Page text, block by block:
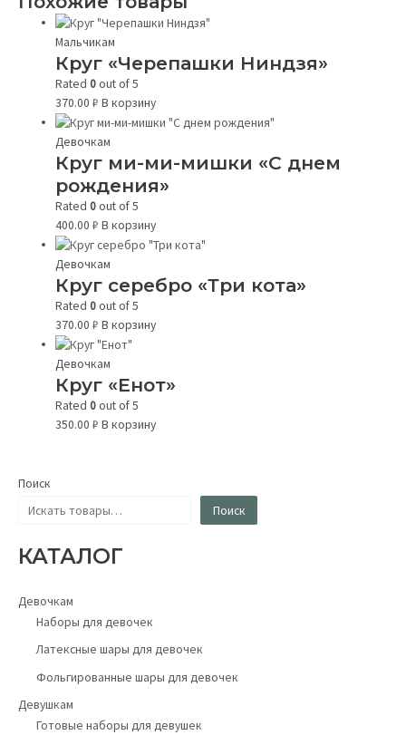
Поиск
Поиск
КАТАЛОГ
Девочкам
Наборы для девочек
Латексные шары для девочек
Фольгированные шары для девочек
Девушкам
Готовые наборы для девушек
Мальчикам
Круг «Черепашки Ниндзя»
Rated0out of 5
370.00₽ В корзину
Девочкам
Круг ми-ми-мишки «С днем
рождения»
Rated0out of 5
400.00₽ В корзину
Девочкам
Круг серебро «Три кота»
Rated0out of 5
370.00₽ В корзину
Девочкам
Круг «Енот»
Rated0out of 5
350.00₽ В корзину